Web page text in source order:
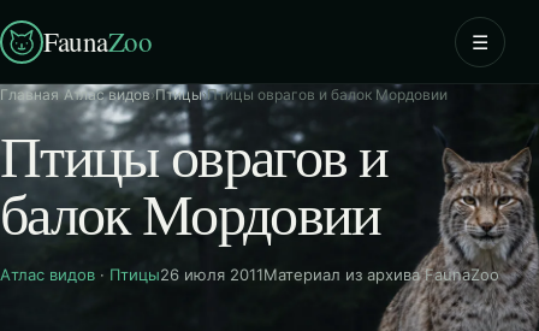
FaunaZoo ☰
Главная Атлас видов›Птицы›Птицы оврагов и балок Мордовии
Птицы оврагов и
балок Мордовии
Атлас видов · Птицы26 июля 2011Материал из архива FaunaZoo